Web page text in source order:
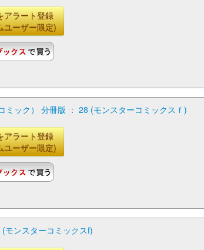
アラート登録
ユーザー限定)
ック） 分冊版 ： 28 (モンスターコミックスｆ)
アラート登録
ユーザー限定)
モンスターコミックスf)